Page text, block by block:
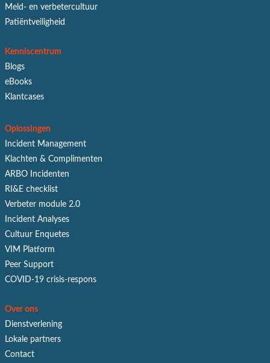
Meld- en verbetercultuur
Patiëntveiligheid
Kenniscentrum
Blogs
eBooks
Klantcases
Oplossingen
Incident Management
Klachten & Complimenten
ARBO Incidenten
RI&E checklist
Verbeter module 2.0
Incident Analyses
Cultuur Enquetes
VIM Platform
Peer Support
COVID-19 crisis-respons
Over ons
Dienstverlening
Lokale partners
Contact